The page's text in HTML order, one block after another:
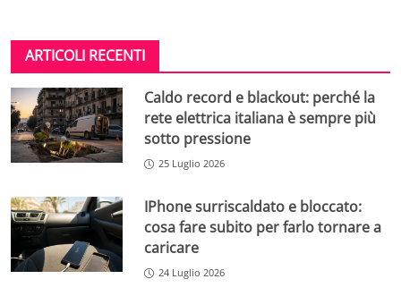
ARTICOLI RECENTI
Caldo record e blackout: perché la
rete elettrica italiana è sempre più
sotto pressione
25 Luglio 2026
IPhone surriscaldato e bloccato:
cosa fare subito per farlo tornare a
caricare
24 Luglio 2026